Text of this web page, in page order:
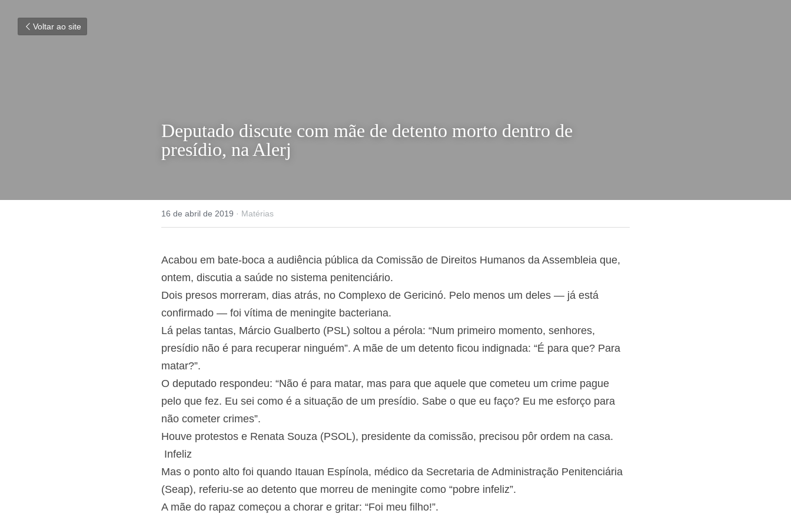
Voltar ao site
Deputado discute com mãe de detento morto dentro
de presídio, na Alerj
16 de abril de 2019· Matérias
Acabou em bate-boca a audiência pública da Comissão de Direitos Humanos da Assembleia
que, ontem, discutia a saúde no sistema penitenciário.
Dois presos morreram, dias atrás, no Complexo de Gericinó. Pelo menos um deles — já está
confirmado — foi vítima de meningite bacteriana.
Lá pelas tantas, Márcio Gualberto (PSL) soltou a pérola: “Num primeiro momento, senhores,
presídio não é para recuperar ninguém”. A mãe de um detento ficou indignada: “É para que?
Para matar?”.
O deputado respondeu: “Não é para matar, mas para que aquele que cometeu um crime pague
pelo que fez. Eu sei como é a situação de um presídio. Sabe o que eu faço? Eu me esforço para
não cometer crimes”.
Houve protestos e Renata Souza (PSOL), presidente da comissão, precisou pôr ordem na casa.
Infeliz
Mas o ponto alto foi quando Itauan Espínola, médico da Secretaria de Administração
Penitenciária (Seap), referiu-se ao detento que morreu de meningite como “pobre infeliz”.
A mãe do rapaz começou a chorar e gritar: “Foi meu filho!”.